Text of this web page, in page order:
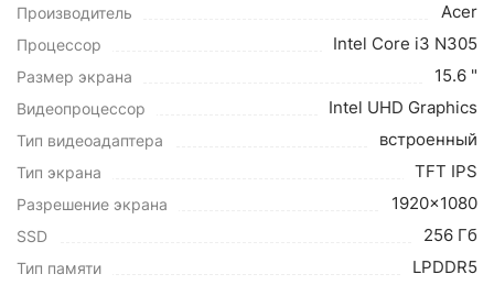
Производитель Acer
Процессор Intel Core i3 N305
Размер экрана 15.6 "
Видеопроцессор Intel UHD Graphics
Тип видеоадаптера встроенный
Тип экрана TFT IPS
Разрешение экрана 1920x1080
SSD 256 Гб
Тип памяти LPDDR5